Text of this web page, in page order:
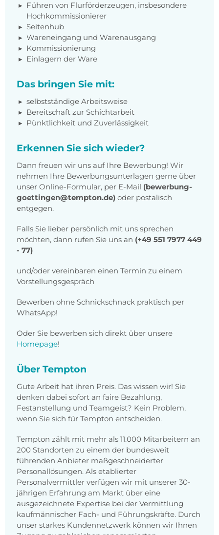
Führen von Flurförderzeugen, insbesondere
Hochkommissionierer
Seitenhub
Wareneingang und Warenausgang
Kommissionierung
Einlagern der Ware
Das bringen Sie mit:
selbstständige Arbeitsweise
Bereitschaft zur Schichtarbeit
Pünktlichkeit und Zuverlässigkeit
Erkennen Sie sich wieder?
Dann freuen wir uns auf Ihre Bewerbung! Wir
nehmen Ihre Bewerbungsunterlagen gerne über
unser Online-Formular, per E-Mail (bewerbung-
goettingen@tempton.de) oder postalisch
entgegen.
Falls Sie lieber persönlich mit uns sprechen
möchten, dann rufen Sie uns an (+49 551 7977 449
- 77)
und/oder vereinbaren einen Termin zu einem
Vorstellungsgespräch
Bewerben ohne Schnickschnack praktisch per
WhatsApp!
Oder Sie bewerben sich direkt über unsere
Homepage!
Über Tempton
Gute Arbeit hat ihren Preis. Das wissen wir! Sie
denken dabei sofort an faire Bezahlung,
Festanstellung und Teamgeist? Kein Problem,
wenn Sie sich für Tempton entscheiden.
Tempton zählt mit mehr als 11.000 Mitarbeitern an
200 Standorten zu einem der bundesweit
führenden Anbieter maßgeschneiderter
Personallösungen. Als etablierter
Personalvermittler verfügen wir mit unserer 30-
jährigen Erfahrung am Markt über eine
ausgezeichnete Expertise bei der Vermittlung
kaufmännischer Fach- und Führungskräfte. Durch
unser starkes Kundennetzwerk können wir Ihnen